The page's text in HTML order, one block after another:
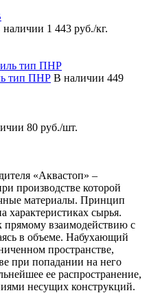
наличии 1 443 руб./кг.
тип ПНР В наличии 449
80 руб./шт.
«Аквастоп» –
производстве которой
материалы. Принцип
характеристиках сырья.
прямому взаимодействию с
в объеме. Набухающий
пространстве,
при попадании на него
ее распространение,
несущих конструкций.